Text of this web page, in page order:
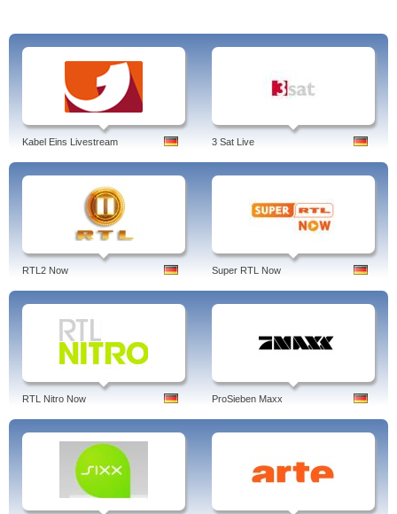
Teilweise sind auf 3Sat Sendungen der jeweiligen Länder zu sehen, die so
auch in den Nachbarländern zugänglich gemacht werden, teilweise
eigenproduzierte Magazine, Dokumentationen und Kultursendungen.
Author: Jens Borghardt
Linked-in
Kabel Eins Livestream 3 Sat Live
RTL2 Now Super RTL Now
RTL Nitro Now ProSieben Maxx